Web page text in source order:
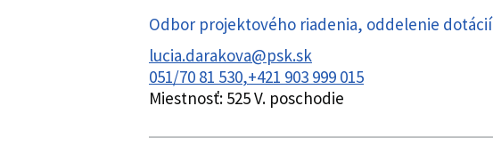
Odbor projektového riadenia, oddelenie dotácií
lucia.darakova@psk.sk
051/70 81 530 +421 903 999 015
Miestnosť: 525 V. poschodie